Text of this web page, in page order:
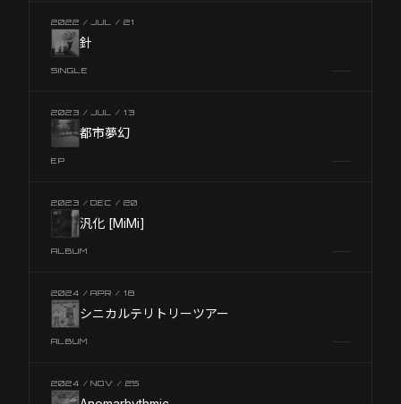
2022 / JUL / 21
針
SINGLE
2023 / JUL / 13
都市夢幻
EP
2023 / DEC / 20
汎化 [MiMi]
ALBUM
2024 / APR / 18
シニカルテリトリーツアー
ALBUM
2024 / NOV / 25